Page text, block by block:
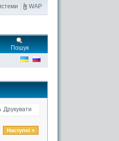
WAP
Пошук
Друкувати
Наступні »